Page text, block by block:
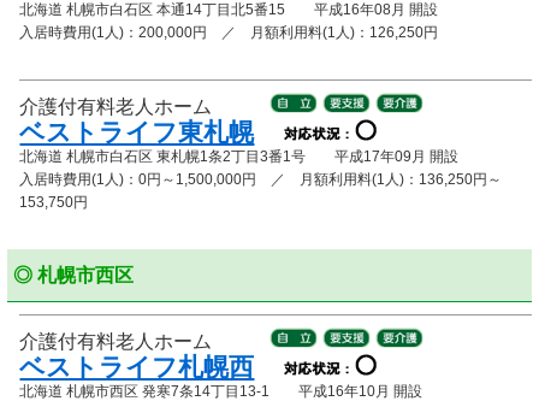
北海道 札幌市白石区 本通14丁目北5番15 平成16年08月 開設
入居時費用(1人)：200,000円 ／ 月額利用料(1人)：126,250円
介護付有料老人ホーム
ベストライフ東札幌
北海道 札幌市白石区 東札幌1条2丁目3番1号 平成17年09月 開設
入居時費用(1人)：0円～1,500,000円 ／ 月額利用料(1人)：136,250円～
153,750円
◎ 札幌市西区
介護付有料老人ホーム
ベストライフ札幌西
北海道 札幌市西区 発寒7条14丁目13-1 平成16年10月 開設